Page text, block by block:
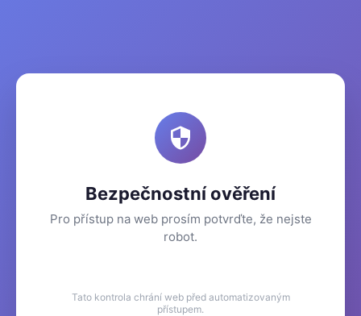
Bezpečnostní ověření
Pro přístup na web prosím potvrďte, že nejste
robot.
Tato kontrola chrání web před automatizovaným
přístupem.